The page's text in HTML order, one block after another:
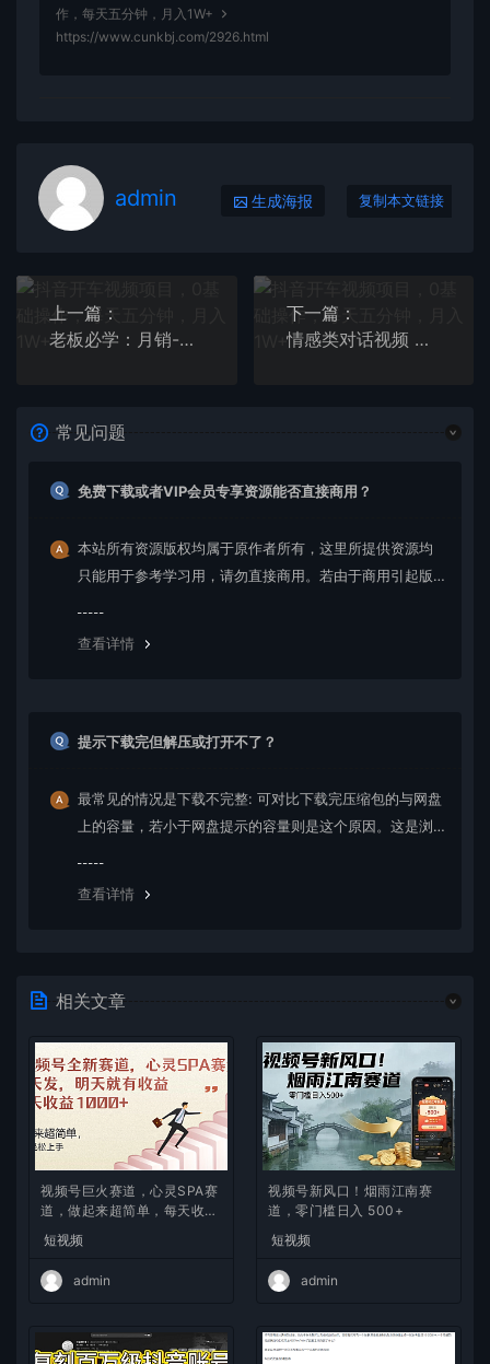
作，每天五分钟，月入1W+
https://www.cunkbj.com/2926.html
admin 生成海报 复制本文链接
上一篇：
老板必学：月销-百万的直播带货玩法，从亏钱到月入50万，听这门就够了
下一篇：
情感类对话视频 当天破播放 三天一万粉 配合变现思路日入300+（教程+素材）
常见问题
免费下载或者VIP会员专享资源能否直接商用？
本站所有资源版权均属于原作者所有，这里所提供资源均
只能用于参考学习用，请勿直接商用。若由于商用引起版
查看详情
提示下载完但解压或打开不了？
最常见的情况是下载不完整: 可对比下载完压缩包的与网盘
上的容量，若小于网盘提示的容量则是这个原因。这是浏
查看详情
相关文章
视频号巨火赛道，心灵SPA赛
道，做起来超简单，每天收益
800+
短视频
admin
视频号新风口！烟雨江南赛
道，零门槛日入 500+
短视频
admin